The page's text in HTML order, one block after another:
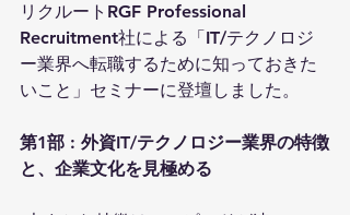
リクルートRGF Professional
Recruitment社による「IT/テクノロジ
ー業界へ転職するために知っておきた
いこと」セミナーに登壇しました。
第1部 : 外資IT/テクノロジー業界の特徴
と、企業文化を見極める